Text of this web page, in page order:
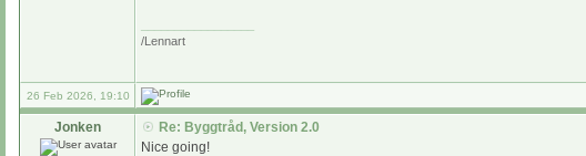
/Lennart
26 Feb 2026, 19:10
Jonken
Re: Byggtråd, Version 2.0
Nice going!